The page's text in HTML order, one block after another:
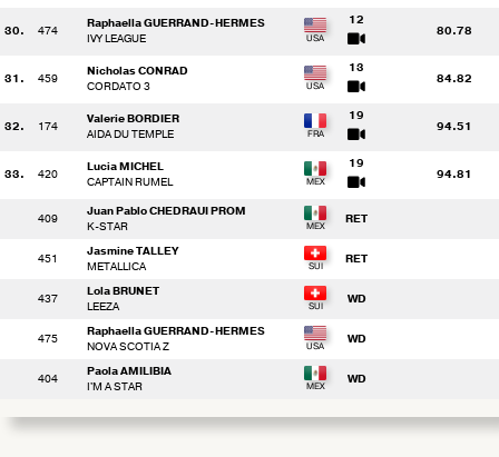
30. 474
Raphaella GUERRAND-HERMES
IVY LEAGUE
12
80.78
31. 459
Nicholas CONRAD
CORDATO 3
13
84.82
32. 174
Valerie BORDIER
AIDA DU TEMPLE
19
94.51
33. 420
Lucia MICHEL
CAPTAIN RUMEL
19
94.81
409
Juan Pablo CHEDRAUI PROM
K-STAR
RET
451
Jasmine TALLEY
METALLICA
RET
437
Lola BRUNET
LEEZA
WD
475
Raphaella GUERRAND-HERMES
NOVA SCOTIA Z
WD
404
Paola AMILIBIA
I'M A STAR
WD